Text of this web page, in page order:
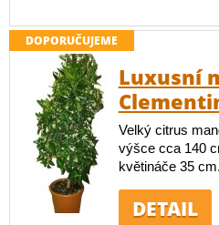
DOPORUČUJEME
Luxusní
Velký citrus
výšce cca 140
květináče 35 cm.
DETAIL